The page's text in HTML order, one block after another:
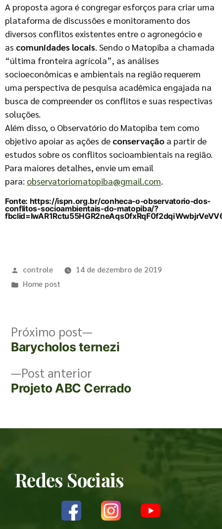
A proposta agora é congregar esforços para criar uma
plataforma de discussões e monitoramento dos
diversos conflitos existentes entre o agronegócio e
as comunidades locais. Sendo o Matopiba a chamada
“última fronteira agrícola”, as análises
socioeconômicas e ambientais na região requerem
uma perspectiva de pesquisa acadêmica engajada na
busca de compreender os conflitos e suas respectivas
soluções.
Além disso, o Observatório do Matopiba tem como
objetivo apoiar as ações de conservação a partir de
estudos sobre os conflitos socioambientais na região.
Para maiores detalhes, envie um email
para: observatoriomatopiba@gmail.com.
Fonte: https://ispn.org.br/conheca-o-observatorio-dos-
conflitos-socioambientais-do-matopiba/?
controle
14 de dezembro de 2019
Home post
Post anterior
Projeto ABC Cerrado
Próximo post
Barycholos ternezi
Redes Sociais